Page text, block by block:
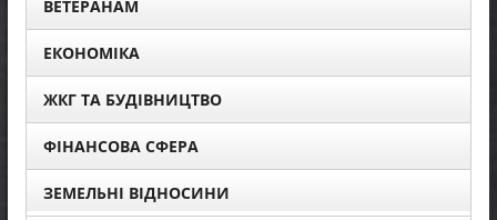
ВЕТЕРАНАМ
ЕКОНОМІКА
ЖКГ ТА БУДІВНИЦТВО
ФІНАНСОВА СФЕРА
ЗЕМЕЛЬНІ ВІДНОСИНИ